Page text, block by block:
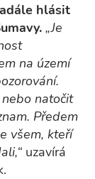
hlásit
„Je
na území
natočit
Předem
všem, kteří
uzavírá